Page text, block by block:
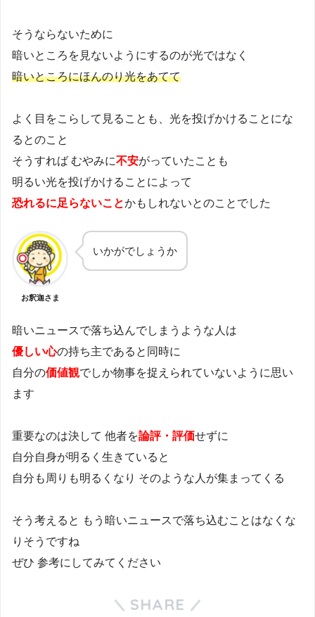
そうならないために
暗いところを見ないようにするのが光ではなく
暗いところにほんのり光をあてて
よく目をこらして見ることも、光を投げかけることにな
るとのこと
そうすれば むやみに不安がっていたことも
明るい光を投げかけることによって
恐れるに足らないことかもしれないとのことでした
お釈迦さま
いかがでしょうか
暗いニュースで落ち込んでしまうような人は
優しい心の持ち主であると同時に
自分の価値観でしか物事を捉えられていないように思い
ます
重要なのは決して 他者を論評・評価せずに
自分自身が明るく生きていると
自分も周りも明るくなり そのような人が集まってくる
そう考えると もう暗いニュースで落ち込むことはなくな
りそうですね
ぜひ 参考にしてみてください
SHARE